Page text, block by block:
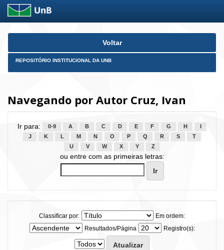
Skip
Voltar
REPOSITÓRIO INSTITUCIONAL DA UNB
Navegando por Autor Cruz, Ivan
Ir para: 0-9 A B C D E F G H
J
K L M N O P Q R S
T
U
V W X Y Z
ou entre com as primeiras letras:
Classificar por:
Em ordem:
Resultados/Página
Registro(s):